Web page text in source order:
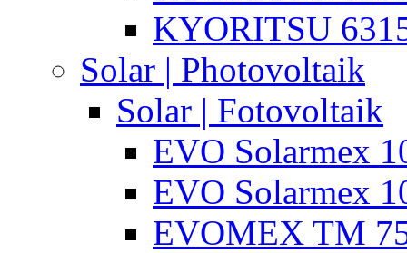
KYORITSU
Solar | Photovoltaik
Solar | Fotovoltaik
EVO Solarmex
EVO Solarmex
EVOMEX TM